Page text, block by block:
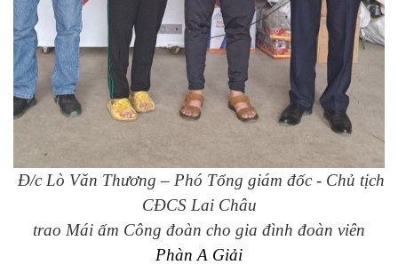
Đ/c Lò Văn Thương – Phó Tổng giám đốc - Chủ tịch
CĐCS Lai Châu
trao Mái ấm Công đoàn cho gia đình đoàn viên
Phàn A Giải